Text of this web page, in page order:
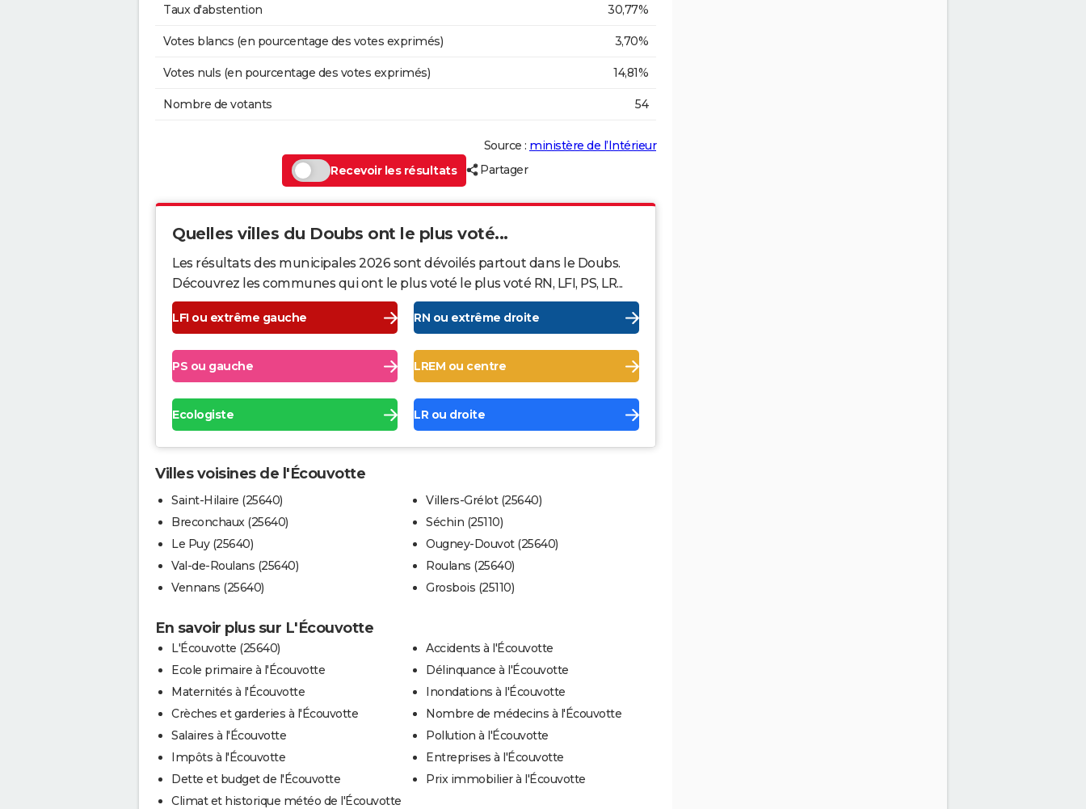
Taux d'abstention 30,77%
Votes blancs (en pourcentage des votes exprimés) 3,70%
Votes nuls (en pourcentage des votes exprimés) 14,81%
Nombre de votants 54
Source : ministère de l’Intérieur
Recevoir les résultats
Partager
Quelles villes du Doubs ont le plus voté...
Les résultats des municipales 2026 sont dévoilés partout dans le Doubs.
Découvrez les communes qui ont le plus voté le plus voté RN, LFI, PS, LR...
LFI ou extrême gauche RN ou extrême droite
PS ou gauche LREM ou centre
Ecologiste LR ou droite
Villes voisines de l'Écouvotte
Saint-Hilaire (25640)
Breconchaux (25640)
Le Puy (25640)
Val-de-Roulans (25640)
Vennans (25640)
Villers-Grélot (25640)
Séchin (25110)
Ougney-Douvot (25640)
Roulans (25640)
Grosbois (25110)
En savoir plus sur L'Écouvotte
L'Écouvotte (25640)
Ecole primaire à l'Écouvotte
Maternités à l'Écouvotte
Crèches et garderies à l'Écouvotte
Salaires à l'Écouvotte
Impôts à l'Écouvotte
Dette et budget de l'Écouvotte
Climat et historique météo de l'Écouvotte
Accidents à l'Écouvotte
Délinquance à l'Écouvotte
Inondations à l'Écouvotte
Nombre de médecins à l'Écouvotte
Pollution à l'Écouvotte
Entreprises à l'Écouvotte
Prix immobilier à l'Écouvotte